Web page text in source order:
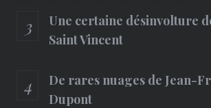
Une certaine désinvolture
Saint Vincent
De rares nuages de Jean-
Dupont